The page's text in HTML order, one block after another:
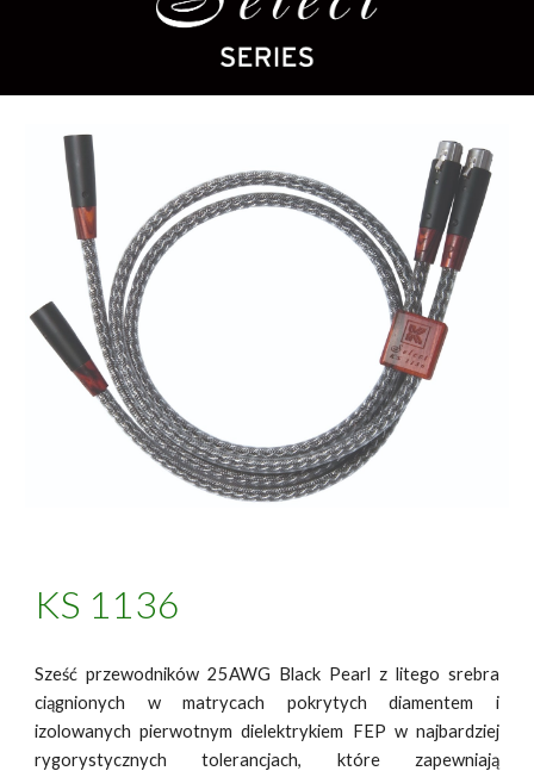
KS 1136
Sześć przewodników 25AWG Black Pearl z litego srebra
ciągnionych w matrycach pokrytych diamentem i
izolowanych pierwotnym dielektrykiem FEP w najbardziej
rygorystycznych tolerancjach, które zapewniają